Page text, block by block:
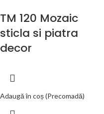
TM 120 Mozaic
sticla si piatra
decor
Adaugă în coș (Precomadă)